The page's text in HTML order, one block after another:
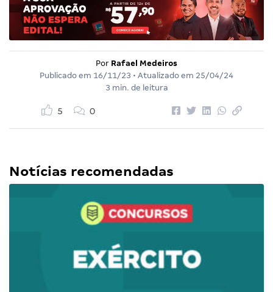
Por Rafael Medeiros
Publicado em 16/11/23 • Atualizado em 25/04/24
3 min. de leitura
5 0
Notícias recomendadas